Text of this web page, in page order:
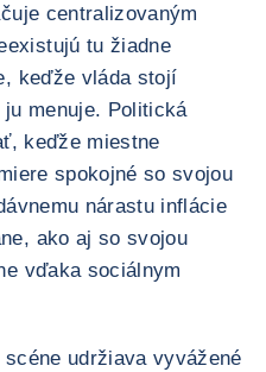
centralizovaným
tu žiadne
keďže vláda stojí
menuje. Politická
keďže miestne
spokojné so svojou
nárastu inflácie
ako aj so svojou
vďaka sociálnym
udržiava vyvážené